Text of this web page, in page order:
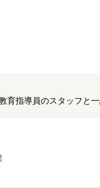
育指導員のスタッフと